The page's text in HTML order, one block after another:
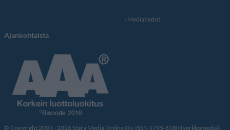
Mediatiedot
Ajankohtaista
© Copyright 2003 - 2026 Stara Media Online Oy. ISSN 1795-8180 (verkkomedia).